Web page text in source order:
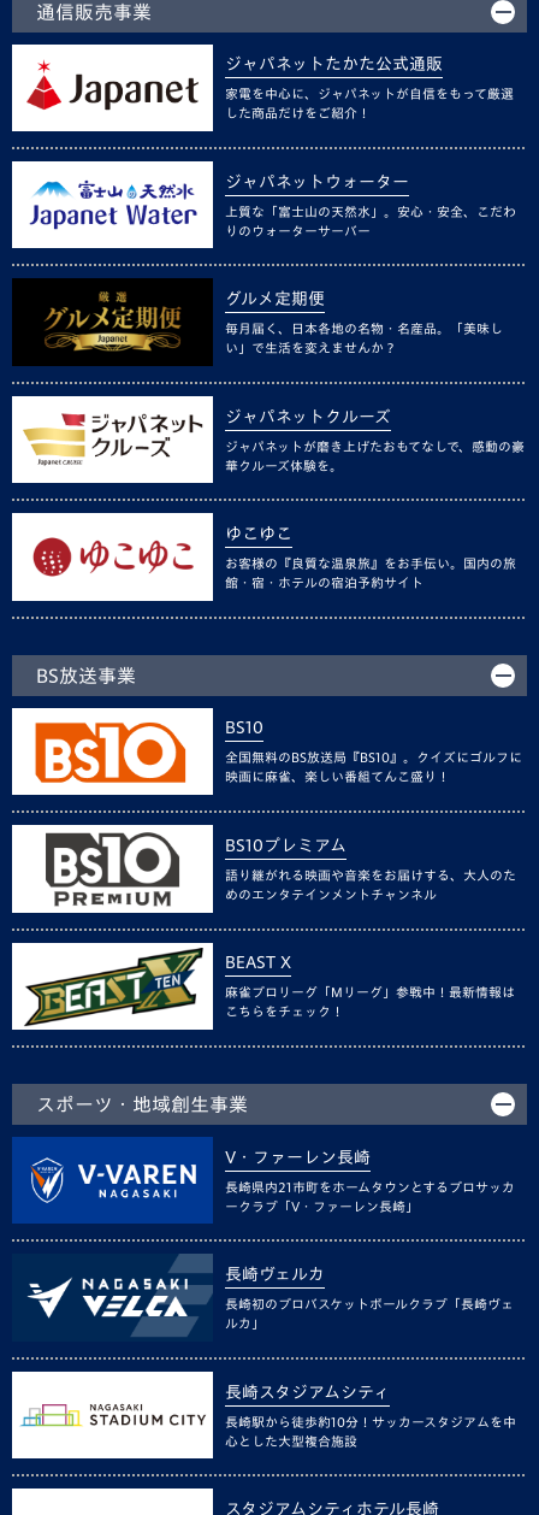
通信販売事業
ジャパネットたかた公式通販
家電を中心に、ジャパネットが自信をもって厳選
した商品だけをご紹介！
ジャパネットウォーター
上質な「富士山の天然水」。安心・安全、こだわ
りのウォーターサーバー
グルメ定期便
毎月届く、日本各地の名物・名産品。「美味し
い」で生活を変えませんか？
ジャパネットクルーズ
ジャパネットが磨き上げたおもてなしで、感動の豪
華クルーズ体験を。
ゆこゆこ
お客様の『良質な温泉旅』をお手伝い。国内の旅
館・宿・ホテルの宿泊予約サイト
BS放送事業
BS10
全国無料のBS放送局『BS10』。クイズにゴルフに
映画に麻雀、楽しい番組てんこ盛り！
BS10プレミアム
語り継がれる映画や音楽をお届けする、大人のた
めのエンタテインメントチャンネル
BEAST X
麻雀プロリーグ「Mリーグ」参戦中！最新情報は
こちらをチェック！
スポーツ・地域創生事業
V・ファーレン長崎
長崎県内21市町をホームタウンとするプロサッカ
ークラブ「V・ファーレン長崎」
長崎ヴェルカ
長崎初のプロバスケットボールクラブ「長崎ヴェ
ルカ」
長崎スタジアムシティ
長崎駅から徒歩約10分！サッカースタジアムを中
心とした大型複合施設
スタジアムシティホテル長崎